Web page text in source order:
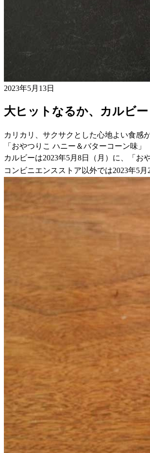
2023年5月13日
大ヒットなるか、カルビ
カリカリ、サクサクとした心地よい食感
「おやつりこ ハニー＆バターコーン味」
カルビーは2023年5月8日（月）に、「お
コンビニエンスストア以外では2023年5